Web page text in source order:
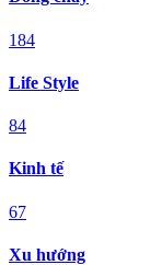
184
Life Style
84
Kinh tế
67
Xu hướng